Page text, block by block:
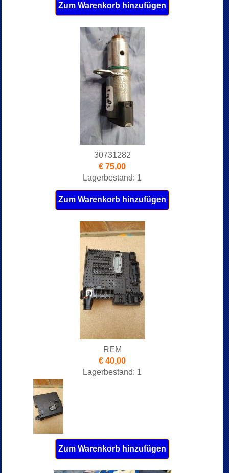
Zum Warenkorb hinzufügen
30731282
€ 75,00
Lagerbestand: 1
Zum Warenkorb hinzufügen
REM
€ 40,00
Lagerbestand: 1
Zum Warenkorb hinzufügen